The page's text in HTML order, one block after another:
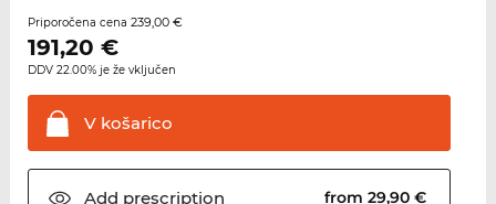
Priporočena cena 239,00 €
191,20 €
DDV 22.00% je že vključen
Vkošarico
Add prescription from 29,90 €